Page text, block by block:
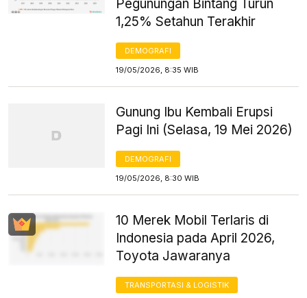
Pegunungan Bintang Turun
1,25% Setahun Terakhir
DEMOGRAFI
19/05/2026, 8:35 WIB
Gunung Ibu Kembali Erupsi
Pagi Ini (Selasa, 19 Mei 2026)
DEMOGRAFI
19/05/2026, 8:30 WIB
10 Merek Mobil Terlaris di
Indonesia pada April 2026,
Toyota Jawaranya
TRANSPORTASI & LOGISTIK